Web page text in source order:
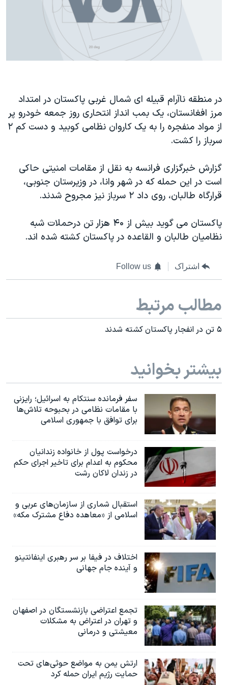
فرهنگ و زندگی
حقوق شهروندی
گالری عکس
آرشیو پخش زنده
انتخابات ریاست جمهوری آمریکا ۲۰۲۴
حمله جمهوری اسلامی به اسرائیل
اعتراضات زن، زندگی، آزادی
مجموعه مستندهای دادخواهی
تریبونال مردمی آبان ۹۸
چهل سال گروگان‌گیری
قانون شفافیت دارائی کادر رهبری ایران
اسرائیل در جنگ
همایش محافظه‌کاران آمریکا «سی‌پک»
سفر پرزیدنت ترامپ به چین
در منطقه ناآرام قبیله ای شمال غربی پاکستان در امتداد
مرز افغانستان، یک بمب انداز انتحاری روز جمعه خودرو پر
از مواد منفجره را به یک کاروان نظامی کوبید و دست کم ۲
سرباز را کشت.
گزارش خبرگزاری فرانسه به نقل از مقامات امنیتی حاکی
است در این حمله که در شهر وانا، در وزیرستان جنوبی،
قرارگاه طالبان، روی داد ۲ سرباز نیز مجروح شدند.
پاکستان می گوید بیش از ۴۰ هزار تن درحملات شبه
نظامیان طالبان و القاعده در پاکستان کشته شده اند.
اشتراک Follow us
مطالب مرتبط
۵ تن در انفجار پاکستان کشته شدند
بیشتر بخوانید
سفر فرمانده سنتکام به اسرائیل؛ رایزنی
با مقامات نظامی در بحبوحه تلاش‌ها
برای توافق با جمهوری اسلامی
درخواست پول از خانواده زندانیان
محکوم به‌ اعدام برای تاخیر اجرای حکم
در زندان لاکان رشت
استقبال شماری از سازمان‌های عربی و
اسلامی از «معاهده دفاع مشترک مکه»
اختلاف در فیفا بر سر رهبری اینفانتینو
و آینده جام جهانی
تجمع اعتراضی بازنشستگان در اصفهان
و تهران در اعتراض به مشکلات
معیشتی و درمانی
ارتش یمن به مواضع حوثی‌های تحت
حمایت رژیم ایران حمله کرد